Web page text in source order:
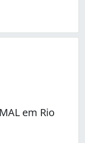
em Rio